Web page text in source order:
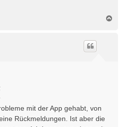
mit der App gehabt, von
Rückmeldungen. Ist aber die